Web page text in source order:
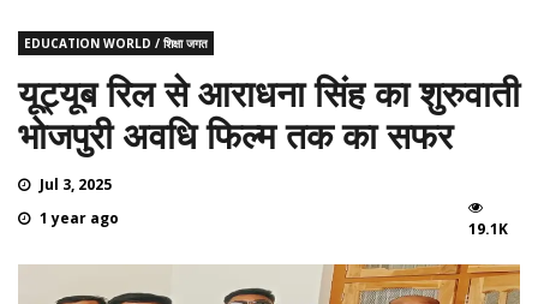
EDUCATION WORLD / शिक्षा जगत
यूट्यूब रिल से आराधना सिंह का शुरुवाती
भोजपुरी अवधि फिल्म तक का सफर
Jul 3, 2025
1 year ago
19.1K